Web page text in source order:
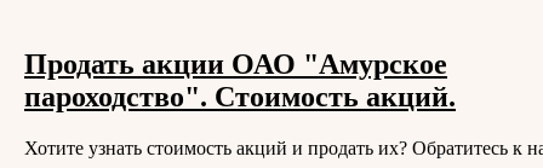
Продать акции ОАО "Амурское
пароходство". Стоимость акций.
Хотите узнать стоимость акций и продать их? Обратитесь к